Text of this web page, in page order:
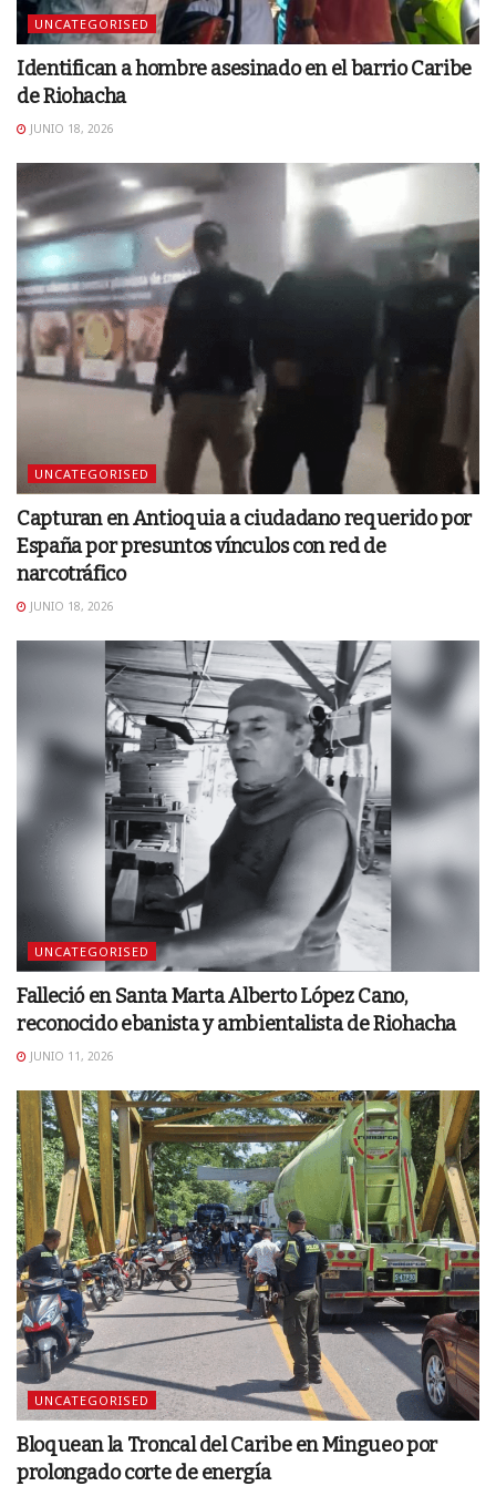
UNCATEGORISED
Identifican a hombre asesinado en el barrio Caribe
de Riohacha
JUNIO 18, 2026
UNCATEGORISED
Capturan en Antioquia a ciudadano requerido por
España por presuntos vínculos con red de
narcotráfico
JUNIO 18, 2026
UNCATEGORISED
Falleció en Santa Marta Alberto López Cano,
reconocido ebanista y ambientalista de Riohacha
JUNIO 11, 2026
UNCATEGORISED
Bloquean la Troncal del Caribe en Mingueo por
prolongado corte de energía